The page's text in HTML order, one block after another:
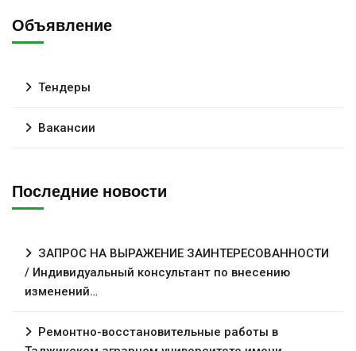
Объявление
Тендеры
Вакансии
Последние новости
ЗАПРОС НА ВЫРАЖЕНИЕ ЗАИНТЕРЕСОВАННОСТИ
/ Индивидуальный консультант по внесению
изменений…
Ремонтно-восстановительные работы в